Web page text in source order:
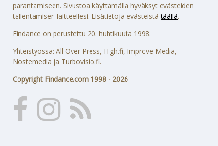
parantamiseen. Sivustoa käyttämällä hyväksyt evästeiden
tallentamisen laitteellesi. Lisätietoja evästeistätäällä.
Findance on perustettu 20. huhtikuuta 1998.
Yhteistyössä: All Over Press, High.fi, Improve Media,
Nostemedia ja Turbovisio.fi.
Copyright Findance.com 1998 - 2026